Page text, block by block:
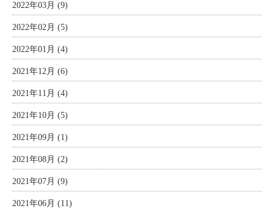
2022年03月 (9)
2022年02月 (5)
2022年01月 (4)
2021年12月 (6)
2021年11月 (4)
2021年10月 (5)
2021年09月 (1)
2021年08月 (2)
2021年07月 (9)
2021年06月 (11)